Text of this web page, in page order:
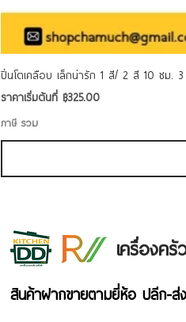
ปิ่นโตเคลือบ เล็กน่ารัก 1 สี/ 2 สี 10 ซม.
ราคาเริ่มต้นที่ ฿325.00
ราคาขายลด
ภาษี รวม
เครื่องค
สินค้าฝากขายตามยี่ห้อ ปลีก-ส่